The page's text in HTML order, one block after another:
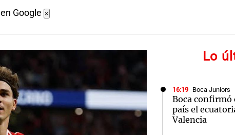
Google ×
Lo
16:19 Boca Juniors
Boca confirmó
país el
Valencia